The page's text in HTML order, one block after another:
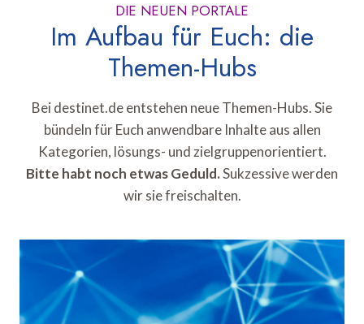
DIE NEUEN PORTALE
Im Aufbau für Euch: die
Themen-Hubs
Bei destinet.de entstehen neue Themen-Hubs. Sie
bündeln für Euch anwendbare Inhalte aus allen
Kategorien, lösungs- und zielgruppenorientiert.
Bitte habt noch etwas Geduld.Sukzessive werden
wir sie freischalten.